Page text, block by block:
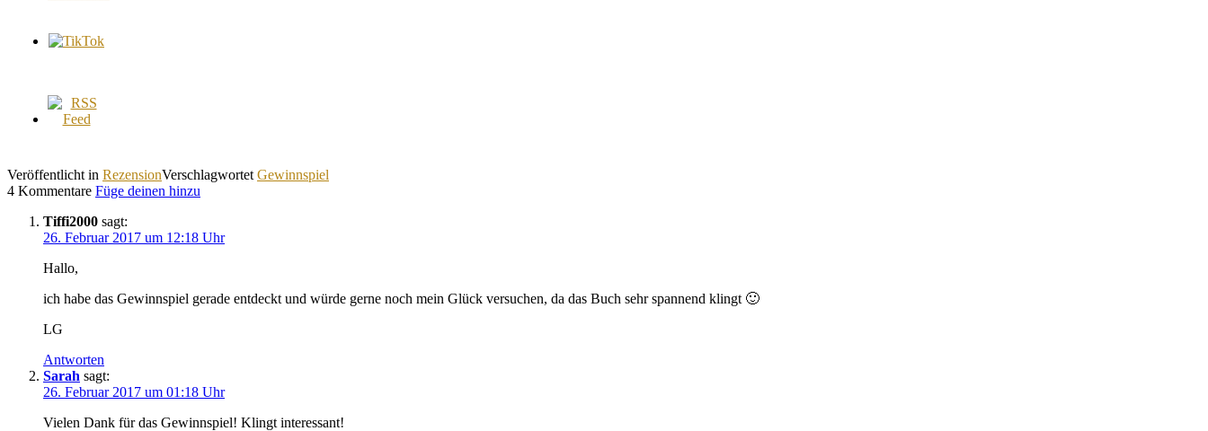
Veröffentlicht in RezensionVerschlagwortet Gewinnspiel
4 Kommentare Füge deinen hinzu
Tiffi2000 sagt:
26. Februar 2017 um 12:18 Uhr
Hallo,
ich habe das Gewinnspiel gerade entdeckt und würde gerne noch mein Glück versuchen, da das Buch sehr spannend klingt 🙂
LG
Antworten
Sarah sagt:
26. Februar 2017 um 01:18 Uhr
Vielen Dank für das Gewinnspiel! Klingt interessant!